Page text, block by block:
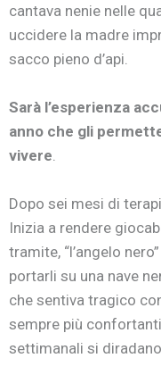
cantava nenie nelle
uccidere la madre
sacco pieno d’api.
Sarà l’esperienza
anno che gli
vivere
Dopo sei mesi di
Inizia a rendere
tramite, “l’angelo
portarli su una nave
che sentiva tragico
sempre più
settimanali si